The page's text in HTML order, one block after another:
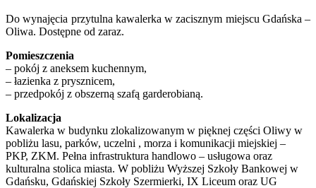
Do wynajęcia przytulna kawalerka w zacisznym miejscu Gdańska –
Oliwa. Dostępne od zaraz.
Pomieszczenia
– pokój z aneksem kuchennym,
– łazienka z prysznicem,
– przedpokój z obszerną szafą garderobianą.
Lokalizacja
Kawalerka w budynku zlokalizowanym w pięknej części Oliwy w
pobliżu lasu, parków, uczelni , morza i komunikacji miejskiej –
PKP, ZKM. Pełna infrastruktura handlowo – usługowa oraz
kulturalna stolica miasta. W pobliżu Wyższej Szkoły Bankowej w
Gdańsku, Gdańskiej Szkoły Szermierki, IX Liceum oraz UG